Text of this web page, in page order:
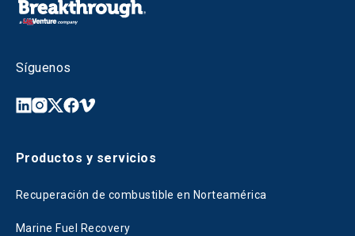
Síguenos
Productos y servicios
Recuperación de combustible en Norteamérica
Marine Fuel Recovery